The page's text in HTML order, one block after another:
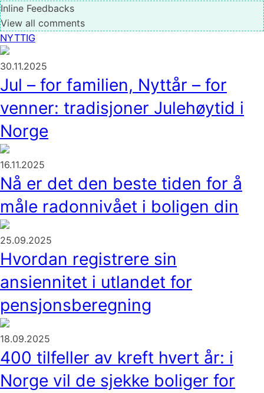
Inline Feedbacks
View all comments
NYTTIG
30.11.2025
Jul – for familien, Nyttår – for
venner: tradisjoner Julehøytid i
Norge
16.11.2025
Nå er det den beste tiden for å
måle radonnivået i boligen din
25.09.2025
Hvordan registrere sin
ansiennitet i utlandet for
pensjonsberegning
18.09.2025
400 tilfeller av kreft hvert år: i
Norge vil de sjekke boliger for